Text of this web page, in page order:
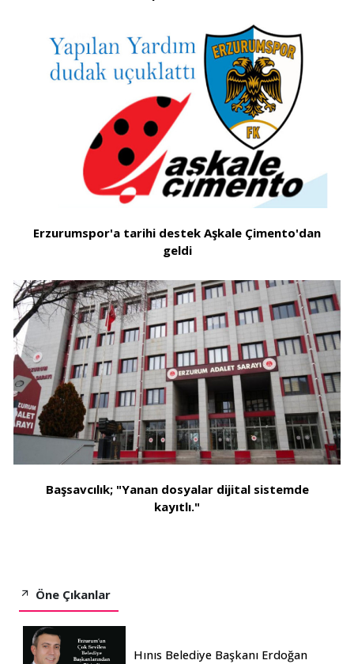
Erzurumspor'a tarihi destek Aşkale Çimento'dan
geldi
Başsavcılık; "Yanan dosyalar dijital sistemde
kayıtlı."
Öne Çıkanlar
Hınıs Belediye Başkanı Erdoğan